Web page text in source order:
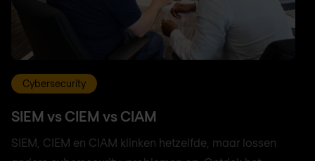
Cybersecurity
SIEM vs CIEM vs CIAM
SIEM, CIEM en CIAM klinken hetzelfde, maar lossen